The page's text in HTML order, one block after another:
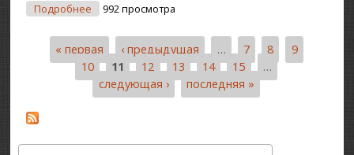
Подробнее О О Внесении Изменений В Нормативный
Бюджете Городского Округа «поселок Палана» На
2019 Год И На Плановый Период 2020 И 2021
Годов»
992 просмотра
Страницы
« первая ‹ предыдущая … 7 8
9
10
11 12 13 14 15
…
следующая ›
последняя »